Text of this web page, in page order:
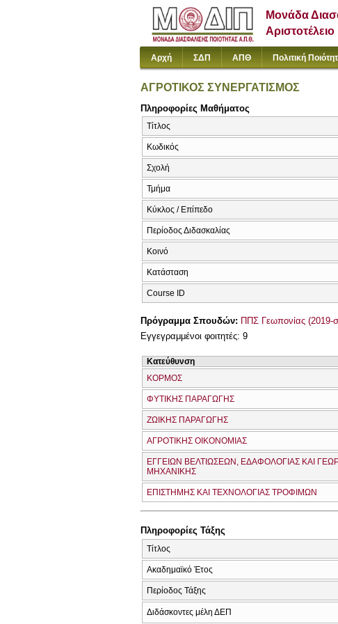
Μονάδα
Αρχή ΣΔΠ ΑΠΘ Πολιτική
ΑΓΡΟΤΙΚΟΣ ΣΥΝΕΡΓΑΤΙΣΜΟΣ
Πληροφορίες Μαθήματος
Τίτλος
Κωδικός
Σχολή
Τμήμα
Κύκλος / Επίπεδο
Περίοδος Διδασκαλίας
Κοινό
Κατάσταση
Course ID
Πρόγραμμα Σπουδών: ΠΠΣ Γεωπονίας (2019-
Εγγεγραμμένοι φοιτητές: 9
Κατεύθυνση
ΚΟΡΜΟΣ
ΦΥΤΙΚΗΣ ΠΑΡΑΓΩΓΗΣ
ΖΩΙΚΗΣ ΠΑΡΑΓΩΓΗΣ
ΑΓΡΟΤΙΚΗΣ ΟΙΚΟΝΟΜΙΑΣ
ΕΓΓΕΙΩΝ ΒΕΛΤΙΩΣΕΩΝ, ΕΔΑΦΟΛΟΓΙΑΣ ΚΑΙ
ΜΗΧΑΝΙΚΗΣ
ΕΠΙΣΤΗΜΗΣ ΚΑΙ ΤΕΧΝΟΛΟΓΙΑΣ ΤΡΟΦΙΜΩΝ
Πληροφορίες Τάξης
Τίτλος
Ακαδημαϊκό Έτος
Περίοδος Τάξης
Διδάσκοντες μέλη ΔΕΠ